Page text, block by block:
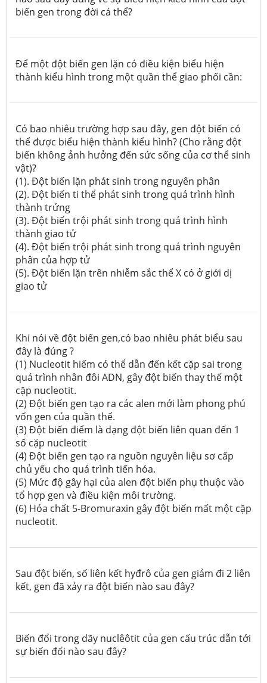
biến gen trong đời cá thể?
Để một đột biến gen lặn có điều kiện biểu hiện
thành kiểu hình trong một quần thể giao phối cần:
Có bao nhiêu trường hợp sau đây, gen đột biến có
thể được biểu hiện thành kiểu hình? (Cho rằng đột
biến không ảnh hưởng đến sức sống của cơ thể sinh
vật)?
(1). Đột biến lặn phát sinh trong nguyên phân
(2). Đột biến ti thể phát sinh trong quá trình hình
thành trứng
(3). Đột biến trội phát sinh trong quá trình hình
thành giao tử
(4). Đột biến trội phát sinh trong quá trình nguyên
phân của hợp tử
(5). Đột biến lặn trên nhiễm sắc thể X có ở giới dị
giao tử
Khi nói về đột biến gen,có bao nhiêu phát biểu sau
đây là đúng ?
(1) Nucleotit hiếm có thể dẫn đến kết cặp sai trong
quá trình nhân đôi ADN, gây đột biến thay thế một
cặp nucleotit.
(2) Đột biến gen tạo ra các alen mới làm phong phú
vốn gen của quần thể.
(3) Đột biến điểm là dạng đột biến liên quan đến 1
số cặp nucleotit
(4) Đột biến gen tạo ra nguồn nguyên liệu sơ cấp
chủ yếu cho quá trình tiến hóa.
(5) Mức độ gây hại của alen đột biến phụ thuộc vào
tổ hợp gen và điều kiện môi trường.
(6) Hóa chất 5-Bromuraxin gây đột biến mất một cặp
nucleotit.
Sau đột biến, số liên kết hyđrô của gen giảm đi 2 liên
kết, gen đã xảy ra đột biến nào sau đây?
Biến đổi trong dãy nuclêôtit của gen cấu trúc dẫn tới
sự biến đổi nào sau đây?